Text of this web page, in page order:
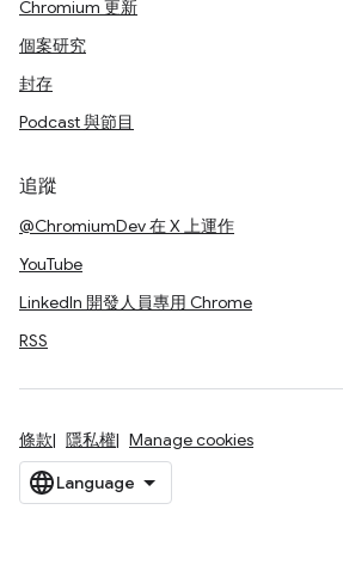
Chromium 更新
個案研究
封存
Podcast 與節目
追蹤
@ChromiumDev 在 X 上運作
YouTube
LinkedIn 開發人員專用 Chrome
RSS
條款 隱私權 Manage cookies